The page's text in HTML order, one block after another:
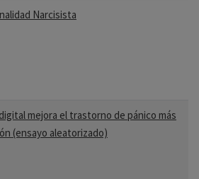
Narcisista
mejora el trastorno de pánico más
(ensayo aleatorizado)